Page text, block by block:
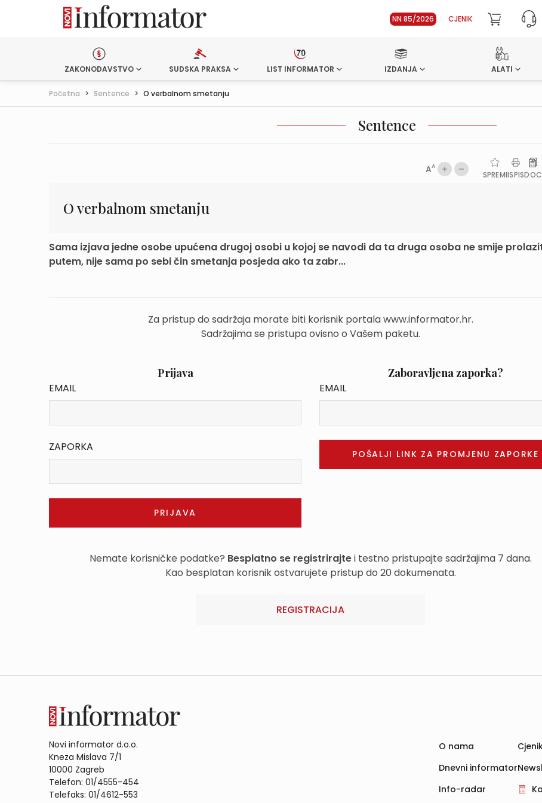
NN 85/2026 CJENIK
ZAKONODAVSTVO SUDSKA PRAKSA LIST INFORMATOR IZDANJA ALATI
Početna > Sentence > O verbalnom smetanju
Sentence
AA
SPREMIISPISDOC
O verbalnom smetanju
Sama izjava jedne osobe upućena drugoj osobi u kojoj se navodi da ta druga osoba ne smije
putem, nije sama po sebi čin smetanja posjeda ako ta zabr...
Za pristup do sadržaja morate biti korisnik portala www.informator.hr.
Sadržajima se pristupa ovisno o Vašem paketu.
Prijava
EMAIL
ZAPORKA
Zaboravljena zaporka?
EMAIL
Nemate korisničke podatke? Besplatno se registrirajtei testno pristupajte sadržajima 7 dana.
Kao besplatan korisnik ostvarujete pristup do 20 dokumenata.
REGISTRACIJA
Novi informator d.o.o.
Kneza Mislava 7/1
10000 Zagreb
Telefon: 01/4555-454
Telefaks: 01/4612-553
O nama
Dnevni informator
Info-radar